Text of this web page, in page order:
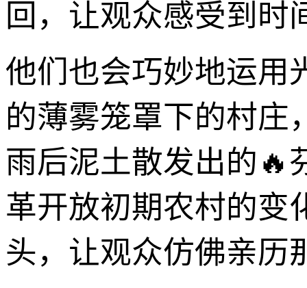
回，让观众感受到时
他们也会巧妙地运
的薄雾笼罩下的村庄
雨后泥土散发出的🔥
革开放初期农村的变
头，让观众仿佛亲历